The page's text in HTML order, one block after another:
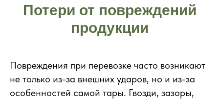
Потери от повреждений
продукции
Повреждения при перевозке часто возникают
не только из-за внешних ударов, но и из-за
особенностей самой тары. Гвозди, зазоры,